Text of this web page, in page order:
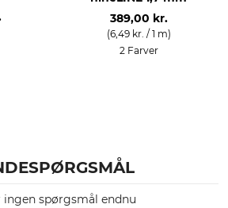
389,00 kr.
(6,49 kr. / 1 m)
2 Farver
ingen spørgsmål endnu